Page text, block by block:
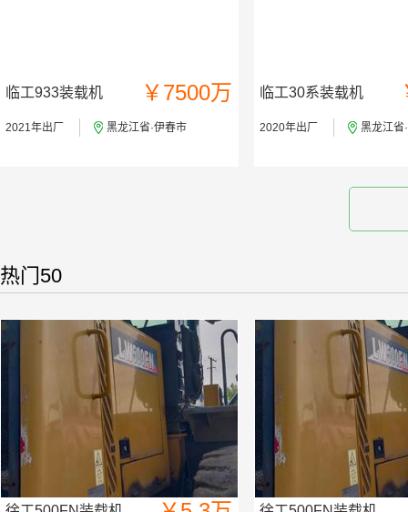
临工933装载机 ￥7500万
2021年出厂 黑龙江省·伊春市
临工30系装载机
2020年出厂 黑龙江省
热门50